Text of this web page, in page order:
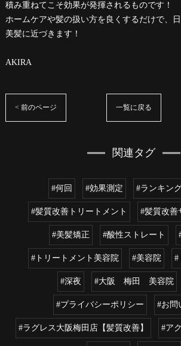
積み重ねてこそ効果が発揮されるものです！
ホームケアや髪の扱い方を良くするだけで、
美髪に近づきます！
AKIRA
< 前のページ 一覧に戻る
関連タグ
#何回 #効果測定 #ランキン
#髪質改善トリートメント #髪質改善
#美髪矯正 #酸性ストレート
#トリートメント美容院 #美容院 #
#深夜 #大阪 梅田 美容院
#プライバシーポリシー #お問
#ラグレス大阪梅田店【髪質改善】 #ア